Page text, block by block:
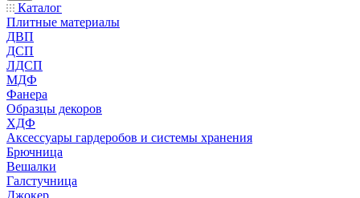
Каталог
Плитные материалы
ДВП
ДСП
ЛДСП
МДФ
Фанера
Образцы декоров
ХДФ
Аксессуары гардеробов и системы хранения
Брючница
Вешалки
Галстучница
Джокер